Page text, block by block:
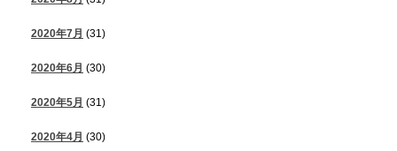
2020年7月 (31)
2020年6月 (30)
2020年5月 (31)
2020年4月 (30)